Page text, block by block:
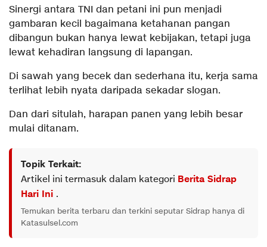
Sinergi antara TNI dan petani ini pun menjadi
gambaran kecil bagaimana ketahanan pangan
dibangun bukan hanya lewat kebijakan, tetapi juga
lewat kehadiran langsung di lapangan.
Di sawah yang becek dan sederhana itu, kerja sama
terlihat lebih nyata daripada sekadar slogan.
Dan dari situlah, harapan panen yang lebih besar
mulai ditanam.
Topik Terkait:
Artikel ini termasuk dalam kategori Berita Sidrap
Hari Ini .
Temukan berita terbaru dan terkini seputar Sidrap hanya di
Katasulsel.com